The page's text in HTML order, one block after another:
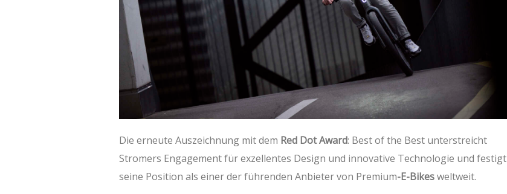
Die erneute Auszeichnung mit dem Red Dot Award: Best of the Best unterstreicht
Stromers Engagement für exzellentes Design und innovative Technologie und festigt
seine Position als einer der führenden Anbieter von Premium-E-Bikesweltweit.